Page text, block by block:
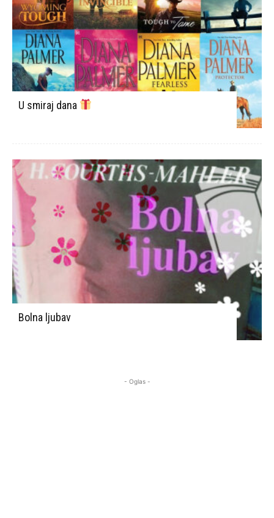
U smiraj dana
Bolna ljubav
- Oglas -